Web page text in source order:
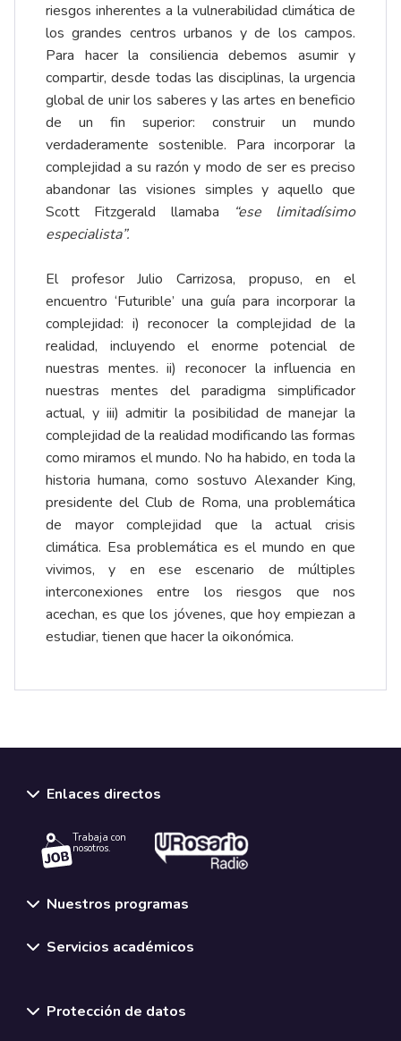
riesgos inherentes a la vulnerabilidad climática de
los grandes centros urbanos y de los campos.
Para hacer la consiliencia debemos asumir y
compartir, desde todas las disciplinas, la urgencia
global de unir los saberes y las artes en beneficio
de un fin superior: construir un mundo
verdaderamente sostenible. Para incorporar la
complejidad a su razón y modo de ser es preciso
abandonar las visiones simples y aquello que
Scott Fitzgerald llamaba
“ese limitadísimo
especialista”.
El profesor Julio Carrizosa, propuso, en el
encuentro ‘Futurible’ una guía para incorporar la
complejidad: i) reconocer la complejidad de la
realidad, incluyendo el enorme potencial de
nuestras mentes. ii) reconocer la influencia en
nuestras mentes del paradigma simplificador
actual, y iii) admitir la posibilidad de manejar la
complejidad de la realidad modificando las formas
como miramos el mundo. No ha habido, en toda la
historia humana, como sostuvo Alexander King,
presidente del Club de Roma, una problemática
de mayor complejidad que la actual crisis
climática. Esa problemática es el mundo en que
vivimos, y en ese escenario de múltiples
interconexiones entre los riesgos que nos
acechan, es que los jóvenes, que hoy empiezan a
estudiar, tienen que hacer la oikonómica.
Enlaces directos
Trabaja con
nosotros.
Nuestros programas
Servicios académicos
Protección de datos